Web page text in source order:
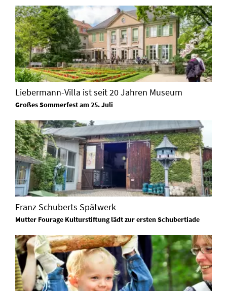
Liebermann-Villa ist seit 20 Jahren Museum
Großes Sommerfest am 25. Juli
Franz Schuberts Spätwerk
Mutter Fourage Kulturstiftung lädt zur ersten Schubertiade